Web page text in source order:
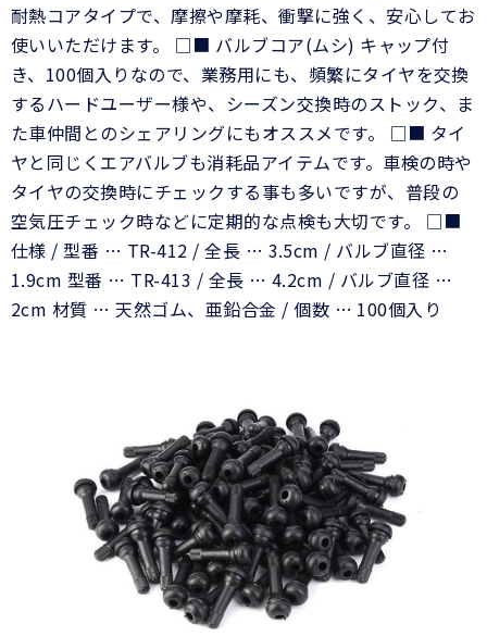
耐熱コアタイプで、摩擦や摩耗、衝撃に強く、安心してお
使いいただけます。 □■ バルブコア(ムシ) キャップ付
き、100個入りなので、業務用にも、頻繁にタイヤを交換
するハードユーザー様や、シーズン交換時のストック、ま
た車仲間とのシェアリングにもオススメです。 □■ タイ
ヤと同じくエアバルブも消耗品アイテムです。車検の時や
タイヤの交換時にチェックする事も多いですが、普段の
空気圧チェック時などに定期的な点検も大切です。 □■
仕様 / 型番 … TR-412 / 全長 … 3.5cm / バルブ直径 …
1.9cm 型番 … TR-413 / 全長 … 4.2cm / バルブ直径 …
2cm 材質 … 天然ゴム、亜鉛合金 / 個数 … 100個入り